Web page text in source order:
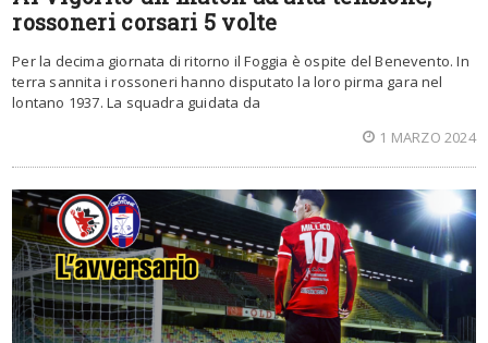
rossoneri corsari 5 volte
Per la decima giornata di ritorno il Foggia è ospite del Benevento. In
terra sannita i rossoneri hanno disputato la loro pirma gara nel
lontano 1937. La squadra guidata da
1 MARZO 2024